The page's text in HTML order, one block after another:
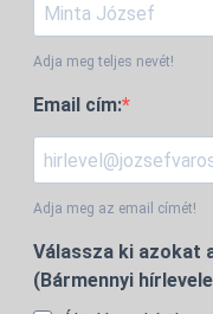
Adja meg teljes nevét!
Email cím:
Adja meg az email címét!
Válassza ki azokat
(Bármennyi